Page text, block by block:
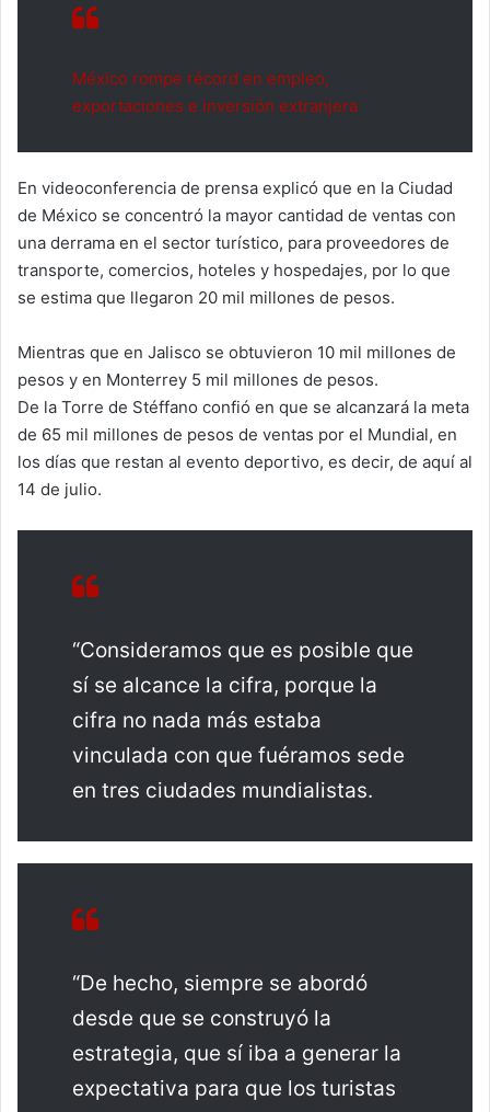
México rompe récord en empleo,
exportaciones e inversión extranjera
En videoconferencia de prensa explicó que en la Ciudad
de México se concentró la mayor cantidad de ventas con
una derrama en el sector turístico, para proveedores de
transporte, comercios, hoteles y hospedajes, por lo que
se estima que llegaron 20 mil millones de pesos.
Mientras que en Jalisco se obtuvieron 10 mil millones de
pesos y en Monterrey 5 mil millones de pesos.
De la Torre de Stéffano confió en que se alcanzará la meta
de 65 mil millones de pesos de ventas por el Mundial, en
los días que restan al evento deportivo, es decir, de aquí al
14 de julio.
“Consideramos que es posible que
sí se alcance la cifra, porque la
cifra no nada más estaba
vinculada con que fuéramos sede
en tres ciudades mundialistas.
“De hecho, siempre se abordó
desde que se construyó la
estrategia, que sí iba a generar la
expectativa para que los turistas